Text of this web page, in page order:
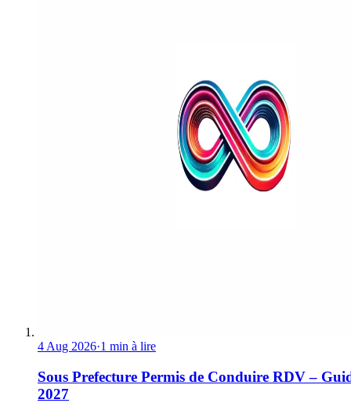
4 Aug 2026·1 min à lire
Sous Prefecture Permis de Conduire RDV –
2027